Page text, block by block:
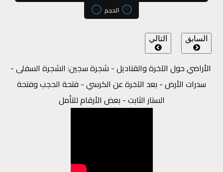
الحجم
السابق التالي
الأراضي حول الآخرة والقناديل - شجرة سجين: الشجرة السفلى -
سدرات الأرض - بعد الآخرة عن الكرسي - فتحة الحجب وفتحة
الستار الثابت - بعض الأرقام للتأمل